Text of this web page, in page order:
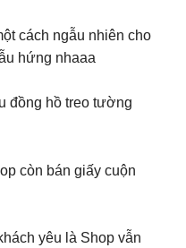
cách ngẫu nhiên cho
hứng nhaaa
đồng hồ treo tường
còn bán giấy cuộn
yêu là Shop vẫn